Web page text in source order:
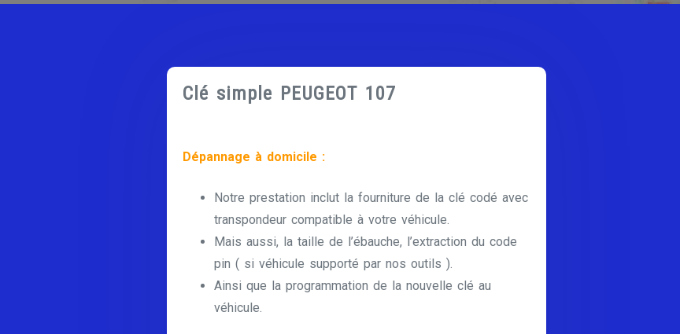
Clé simple PEUGEOT 107
Dépannage à domicile :
Notre prestation inclut la fourniture de la clé codé avec
transpondeur compatible à votre véhicule.
Mais aussi, la taille de l’ébauche, l’extraction du code
pin ( si véhicule supporté par nos outils ).
Ainsi que la programmation de la nouvelle clé au
véhicule.